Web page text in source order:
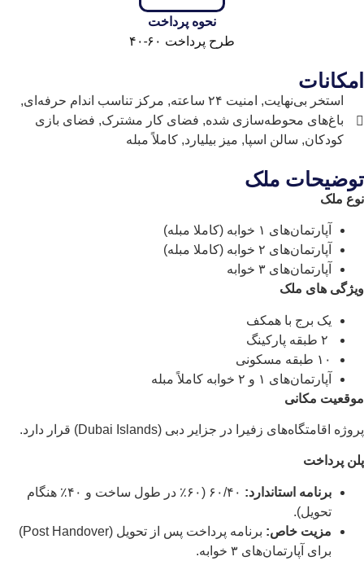
نحوه پرداخت
طرح پرداخت ۶۰-۴۰
امکانات
استخر بی‌نهایت, امنیت ۲۴ ساعته, مرکز تناسب اندام حرفه‌ای,
باغ‌های محوطه‌سازی شده, فضای کار مشترک, فضای بازی
کودکان, سالن اسپا, میز بیلیارد, کاملاً مبله
توضیحات ملک
نوع ملک
آپارتمان‌های ۱ خوابه (کاملا مبله)
آپارتمان‌های ۲ خوابه (کاملا مبله)
آپارتمان‌های ۳ خوابه
ویژگی های ملک
یک برج با همکف
۱۰ طبقه مسکونی
آپارتمان‌های ۱ و ۲ خوابه کاملاً مبله
موقعیت مکانی
پروژه اقامتگاه‌های زفیرا در جزایر دبی (Dubai Islands) قرار دارد.
پلن پرداخت
برنامه استاندارد:
۶۰/۴۰ (۶۰٪ در طول ساخت و ۴۰٪ هنگام
تحویل).
مزیت خاص:
برنامه پرداخت پس از تحویل (Post Handover)
برای آپارتمان‌های ۳ خوابه.